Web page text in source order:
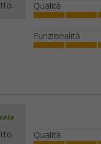
Qualità
Funzionalità
Qualità